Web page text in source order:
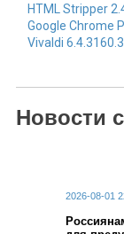
HTML Stripper
Google Chrome
Vivaldi
Новости
2026-08-01